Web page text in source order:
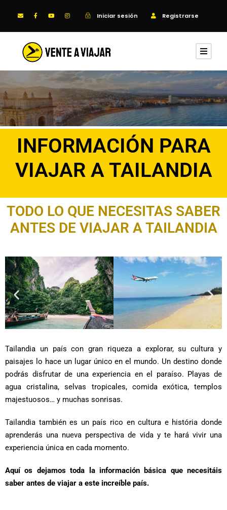
Iniciar sesión Registrarse
INFORMACIÓN PARA
VIAJAR A TAILANDIA
TODO LO QUE NECESITAS SABER
ANTES DE VIAJAR A TAILANDIA
Tailandia un país con gran riqueza a explorar, su cultura y
paisajes lo hace un lugar único en el mundo. Un destino donde
podrás disfrutar de una experiencia en el paraíso. Playas de
agua cristalina, selvas tropicales, comida exótica, templos
majestuosos… y muchas sonrisas.
Tailandia también es un país rico en cultura e história donde
aprenderás una nueva perspectiva de vida y te hará vivir una
experiencia única en cada momento.
Aquí os dejamos toda la información básica que necesitáis
saber antes de viajar a este increíble país.